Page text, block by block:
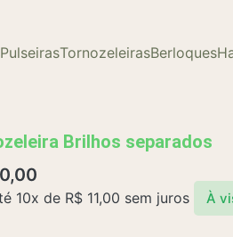
PulseirasTornozeleirasBerloques
Brilhos separados
10x de R$ 11,00 sem juros À